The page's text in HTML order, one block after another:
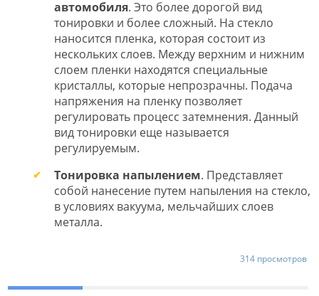
автомобиля. Это более дорогой вид
тонировки и более сложный. На стекло
наносится пленка, которая состоит из
нескольких слоев. Между верхним и нижним
слоем пленки находятся специальные
кристаллы, которые непрозрачны. Подача
напряжения на пленку позволяет
регулировать процесс затемнения. Данный
вид тонировки еще называется
регулируемым.
Тонировка напылением. Представляет
собой нанесение путем напыления на стекло,
в условиях вакуума, мельчайших слоев
металла.
314 просмотров